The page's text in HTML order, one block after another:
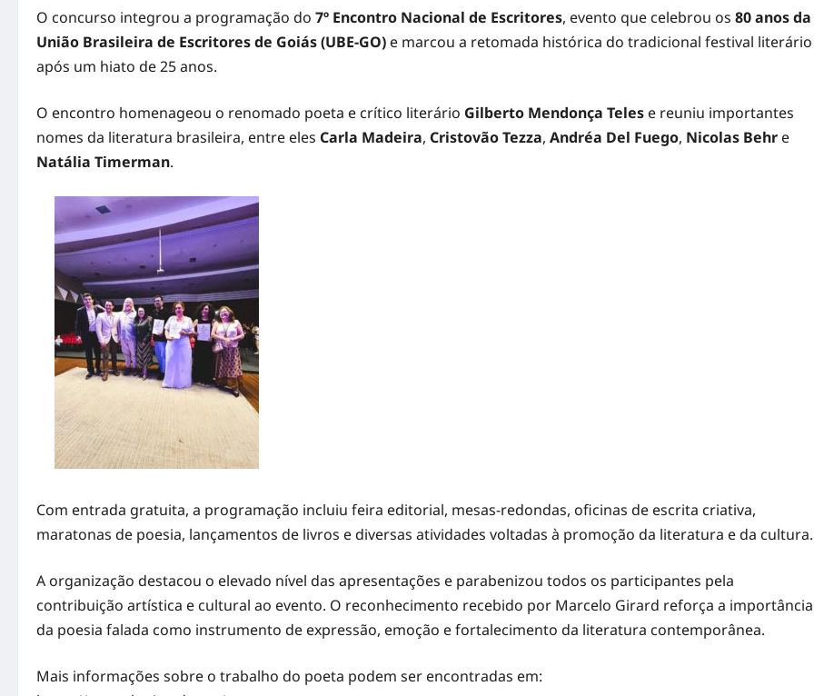
O concurso integrou a programação do 7º Encontro Nacional de Escritores, evento que celebrou os 80 anos da
União Brasileira de Escritores de Goiás (UBE-GO) e marcou a retomada histórica do tradicional festival literário
após um hiato de 25 anos.
O encontro homenageou o renomado poeta e crítico literário Gilberto Mendonça Teles e reuniu importantes
nomes da literatura brasileira, entre eles Carla Madeira, Cristovão Tezza, Andréa Del Fuego, Nicolas Behr e
Natália Timerman.
Com entrada gratuita, a programação incluiu feira editorial, mesas-redondas, oficinas de escrita criativa,
maratonas de poesia, lançamentos de livros e diversas atividades voltadas à promoção da literatura e da cultura.
A organização destacou o elevado nível das apresentações e parabenizou todos os participantes pela
contribuição artística e cultural ao evento. O reconhecimento recebido por Marcelo Girard reforça a importância
da poesia falada como instrumento de expressão, emoção e fortalecimento da literatura contemporânea.
Mais informações sobre o trabalho do poeta podem ser encontradas em: